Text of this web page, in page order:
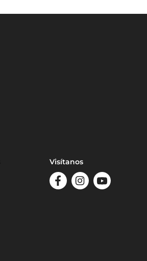
Visítanos